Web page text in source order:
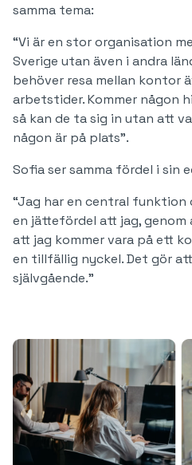
samma tema:
“Vi är en stor organisation
Sverige utan även i andra
behöver resa mellan kontor
arbetstider. Kommer någon
så kan de ta sig in utan att
någon är på plats”.
Sofia ser samma fördel i sin
“Jag har en central funktion
en jättefördel att jag, genom
att jag kommer vara på ett
en tillfällig nyckel. Det gör
självgående.”